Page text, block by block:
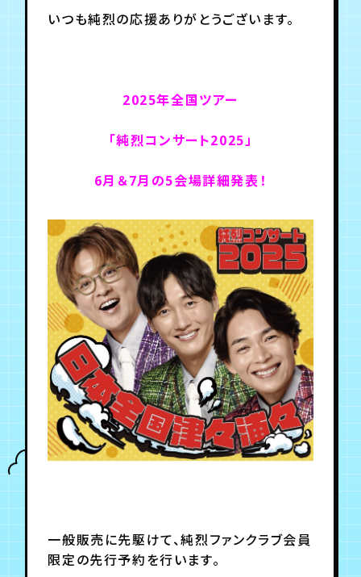
チケット
TICKET
お知らせ
FC NEWS
ムービー
MOVIE
月会員制ファンクラブ
月会員制ファンクラブ
いつも純烈の応援ありがとうございます。
2025年全国ツアー
「純烈コンサート2025」
6月＆7月の5会場詳細発表！
一般販売に先駆けて、純烈ファンクラブ会員
限定の先行予約を行います。